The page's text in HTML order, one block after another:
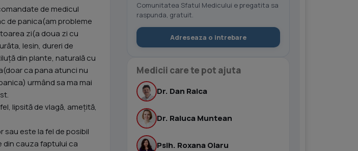
de medicul
de panica(am probleme
zi(a doua zi cu
lesin, dureri de
din plante, naturală cu
ca pana atunci nu
urmând sa ma mai
lipsită de vlagă, amețită,
este la fel de posibil
din cauza faptului ca
Comunitatea Sfatul Medicului e pregatita sa
raspunda, gratuit.
Adreseaza o intrebare
Medicii care te pot ajuta
Dr. Dan Raica
Dr. Raluca Muntean
Psih. Roxana Olaru